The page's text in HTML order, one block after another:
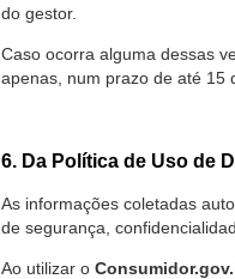
do gestor.
Caso ocorra alguma dessas
apenas, num prazo de até 15
6. Da Política de Uso de
As informações coletadas
de segurança,
Ao utilizar o